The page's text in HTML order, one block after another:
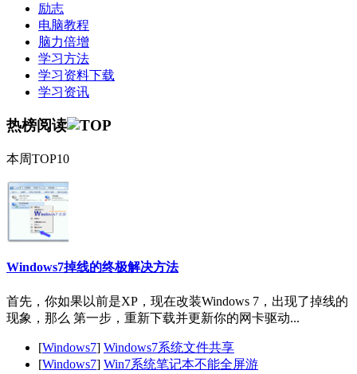
励志
电脑教程
脑力倍增
学习方法
学习资料下载
学习资讯
热榜阅读
本周TOP10
Windows7掉线的终极解决方法
首先，你如果以前是XP，现在改装Windows 7，出现了掉线的
现象，那么 第一步，重新下载并更新你的网卡驱动...
[Windows7] Windows7系统文件共享
[Windows7] Win7系统笔记本不能全屏游